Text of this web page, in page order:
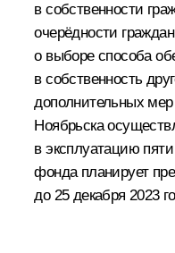
в собственности
очерёдности
о выборе способа
в собственность
дополнительных
Ноябрьска
в эксплуатацию
фонда планирует
до 25 декабря 2023